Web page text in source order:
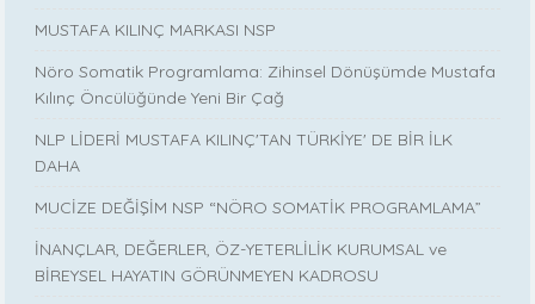
MUSTAFA KILINÇ MARKASI NSP
Nöro Somatik Programlama: Zihinsel Dönüşümde Mustafa
Kılınç Öncülüğünde Yeni Bir Çağ
NLP LİDERİ MUSTAFA KILINÇ'TAN TÜRKİYE' DE BİR İLK
DAHA
MUCİZE DEĞİŞİM NSP “NÖRO SOMATİK PROGRAMLAMA”
İNANÇLAR, DEĞERLER, ÖZ-YETERLİLİK KURUMSAL ve
BİREYSEL HAYATIN GÖRÜNMEYEN KADROSU